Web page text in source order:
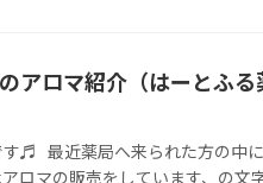
アロマ紹介（はーとふる
す♬ 最近薬局へ来られた方の中
ロマの販売をしています、の文